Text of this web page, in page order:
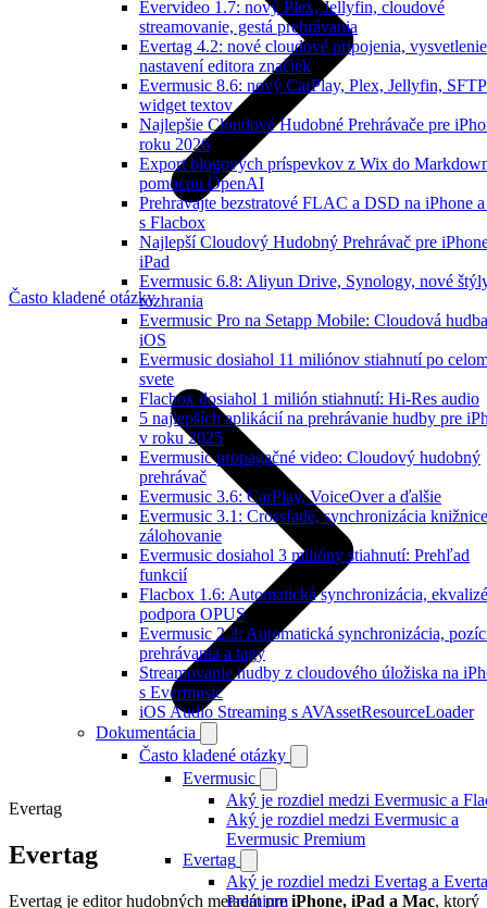
Evervideo 1.7: nový Plex, Jellyfin, cloudové
streamovanie, gestá prehrávania
Evertag 4.2: nové cloudové pripojenia, vysvetlenie
nastavení editora značiek
Evermusic 8.6: nový CarPlay, Plex, Jellyfin,
widget textov
Najlepšie Cloudové Hudobné Prehrávače pre
roku 2026
Export blogových príspevkov z Wix do
pomocou OpenAI
Prehrávajte bezstratové FLAC a DSD na iPhone
s Flacbox
Najlepší Cloudový Hudobný Prehrávač pre
iPad
Evermusic 6.8: Aliyun Drive, Synology, nové
rozhrania
Evermusic Pro na Setapp Mobile: Cloudová
iOS
Evermusic dosiahol 11 miliónov stiahnutí po
svete
Flacbox dosiahol 1 milión stiahnutí: Hi-Res audio
5 najlepších aplikácií na prehrávanie hudby pre
v roku 2025
Evermusic propagačné video: Cloudový hudobný
prehrávač
Evermusic 3.6: CarPlay, VoiceOver a ďalšie
Evermusic 3.1: Crossfade, synchronizácia
zálohovanie
Evermusic dosiahol 3 milióny stiahnutí: Prehľad
funkcií
Flacbox 1.6: Automatická synchronizácia,
podpora OPUS
Evermusic 2.3: Automatická synchronizácia,
prehrávania a tagy
Streamovanie hudby z cloudového úložiska na
s Evermusic
iOS Audio Streaming s AVAssetResourceLoader
Dokumentácia
Často kladené otázky
Evermusic
Aký je rozdiel medzi Evermusic a
Aký je rozdiel medzi Evermusic a
Evermusic Premium
Evertag
Aký je rozdiel medzi Evertag a
Premium
Často kladené otázky
Evertag
Evertag
Evertag je editor hudobných metadát preiPhone, iPad a Mac, ktorý